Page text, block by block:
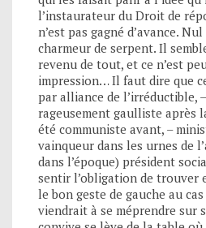
l’instaurateur du Droit de
n’est pas gagné d’avance.
charmeur de serpent. Il
revenu de tout, et ce n’est
impression… Il faut dire que
par alliance de l’irréductible,
rageusement gaulliste après
été communiste avant, –
vainqueur dans les urnes de
dans l’époque) président
sentir l’obligation de trouver
le bon geste de gauche au
viendrait à se méprendre sur